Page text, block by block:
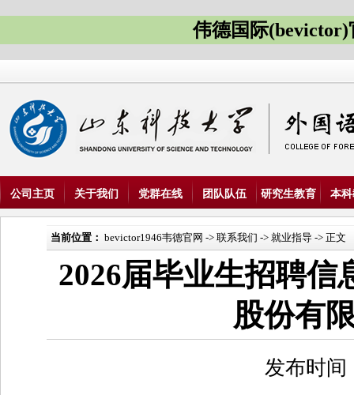
伟德国际(bevictor)
公司主页 关于我们 党群在线 团队队伍 研究生教育 本
当前位置： bevictor1946韦德官网 -> 联系我们 -> 就业指导 -> 正文
2026届毕业生招聘信
股份有
发布时间